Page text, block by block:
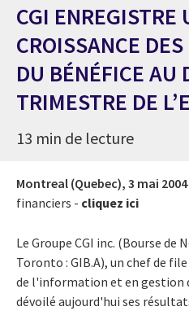
CGI ENREGISTRE
CROISSANCE
DU BÉNÉFICE AU
TRIMESTRE DE
13 min de lecture
Montreal (Quebec), 3 mai 2004
financiers - cliquez ici
Le Groupe CGI inc. (Bourse de
Toronto : GIB.A), un chef de
de l'information et en gestion
dévoilé aujourd'hui ses